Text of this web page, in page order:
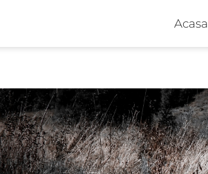
Acasa